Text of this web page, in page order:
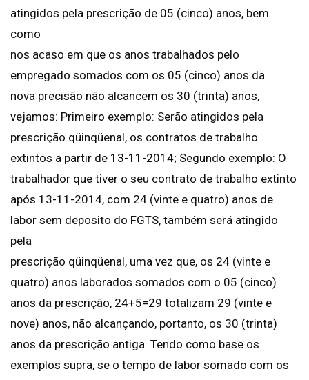
atingidos pela prescrição de 05 (cinco) anos, bem
como
nos acaso em que os anos trabalhados pelo
empregado somados com os 05 (cinco) anos da
nova precisão não alcancem os 30 (trinta) anos,
vejamos: Primeiro exemplo: Serão atingidos pela
prescrição qüinqüenal, os contratos de trabalho
extintos a partir de 13-11-2014; Segundo exemplo: O
trabalhador que tiver o seu contrato de trabalho extinto
após 13-11-2014, com 24 (vinte e quatro) anos de
labor sem deposito do FGTS, também será atingido
pela
prescrição qüinqüenal, uma vez que, os 24 (vinte e
quatro) anos laborados somados com o 05 (cinco)
anos da prescrição, 24+5=29 totalizam 29 (vinte e
nove) anos, não alcançando, portanto, os 30 (trinta)
anos da prescrição antiga. Tendo como base os
exemplos supra, se o tempo de labor somado com os